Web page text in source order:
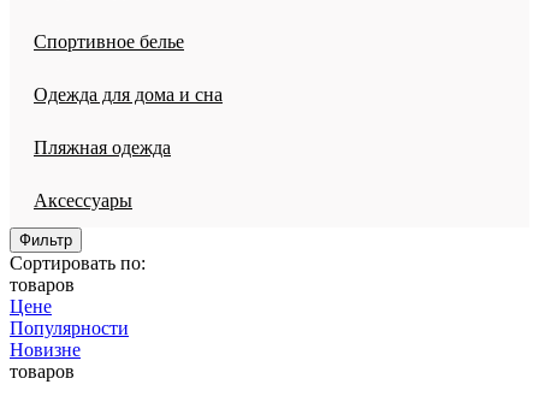
Спортивное белье
Одежда для дома и сна
Пляжная одежда
Аксессуары
Фильтр
Сортировать по:
товаров
Цене
Популярности
Новизне
товаров